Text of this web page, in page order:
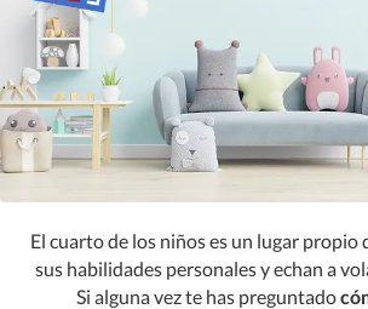
El cuarto de los niños es un lugar propio
sus habilidades personales y echan a
Si alguna vez te has preguntado